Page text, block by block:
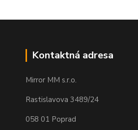
Kontaktná adresa
Mirror MM s.r.o.
Rastislavova 3489/24
058 01 Poprad